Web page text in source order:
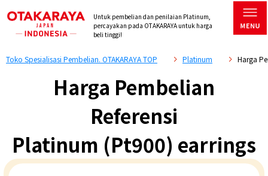
Untuk pembelian dan penilaian Platinum,
percayakan pada OTAKARAYA untuk harga
beli tinggi!
Toko Spesialisasi Pembelian. OTAKARAYA TOP Platinum Harga
Harga Pembelian
Referensi
Platinum (Pt900) earrings